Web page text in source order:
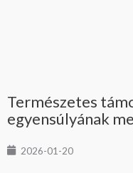
Természetes
egyensúlyának
2026-01-20